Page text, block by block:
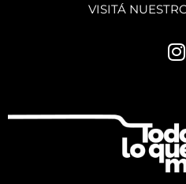
VISITÁ
I
n
a
r